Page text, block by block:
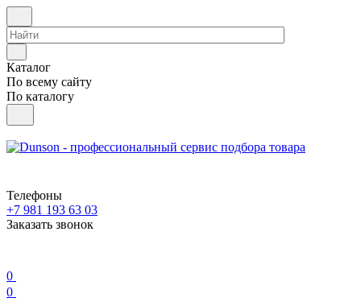
Каталог
По всему сайту
По каталогу
Телефоны
+7 981 193 63 03
Заказать звонок
0
0